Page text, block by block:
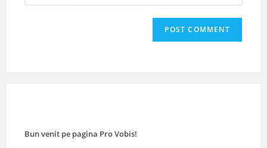
comment
your
Bun venit pe pagina Pro Vobis!